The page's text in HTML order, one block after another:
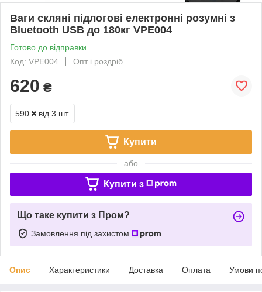
Ваги скляні підлогові електронні розумні з
Bluetooth USB до 180кг VPE004
Готово до відправки
Код: VPE004
Опт і роздріб
620 ₴
590 ₴ від 3 шт.
Купити
або
Купити з
Що таке купити з Пром?
Замовлення під захистом
Опис Характеристики Доставка Оплата Умови